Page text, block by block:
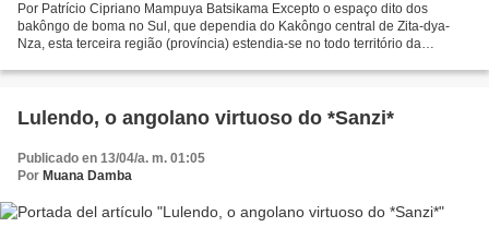
Por Patrício Cipriano Mampuya Batsikama Excepto o espaço dito dos
bakôngo de boma no Sul, que dependia do Kakôngo central de Zita-dya-
Nza, esta terceira região (província) estendia-se no todo território da
Lulendo, o angolano virtuoso do *Sanzi*
Publicado en 13/04/a. m. 01:05
Por Muana Damba